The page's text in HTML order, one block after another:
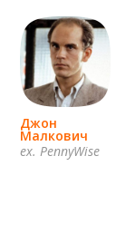
Джон
Малкович
ex. PennyWise